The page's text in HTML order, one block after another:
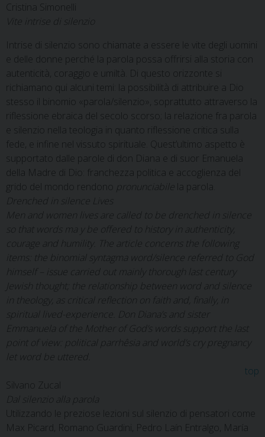
Cristina Simonelli
Vite intrise di silenzio
Intrise di silenzio sono chiamate a essere le vite degli uomini
e delle donne perché la parola possa offrirsi alla storia con
autenticità, coraggio e umiltà. Di questo orizzonte si
richiamano qui alcuni temi: la possibilità di attribuire a Dio
stesso il binomio «parola/silenzio», soprattutto attraverso la
riflessione ebraica del secolo scorso; la relazione fra parola
e silenzio nella teologia in quanto riflessione critica sulla
fede, e infine nel vissuto spirituale. Quest’ultimo aspetto è
supportato dalle parole di don Diana e di suor Emanuela
della Madre di Dio: franchezza politica e accoglienza del
grido del mondo rendono pronunciabile
la parola.
Drenched in silence Lives
Men and women lives are called to be drenched in silence
so that words ma y be offered to history in authenticity,
courage and humility. The article concerns the following
items: the binomial syntagma word/silence referred to God
himself – issue carried out mainly thorough last century
Jewish thought; the relationship between word and silence
in theology, as critical reflection on faith and, finally, in
spiritual lived-experience. Don Diana’s and sister
Emmanuela of the Mother of God’s words support the last
point of view: political parrhêsia and world’s cry pregnancy
let word be uttered.
top
Silvano Zucal
Dal silenzio alla parola
Utilizzando le preziose lezioni sul silenzio di pensatori come
Max Picard, Romano Guardini, Pedro Laín Entralgo, María